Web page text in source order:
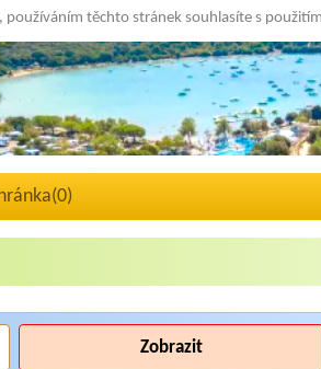
těchto stránek souhlasíte s
0)
Zobrazit